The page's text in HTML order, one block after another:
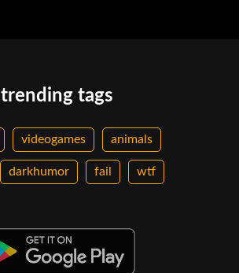
trending tags
videogames animals
darkhumor fail wtf